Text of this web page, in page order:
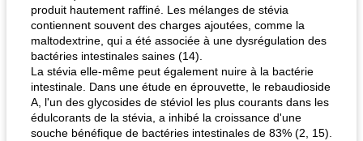
produit hautement raffiné. Les mélanges de stévia
contiennent souvent des charges ajoutées, comme la
maltodextrine, qui a été associée à une dysrégulation des
bactéries intestinales saines (14).
La stévia elle-même peut également nuire à la bactérie
intestinale. Dans une étude en éprouvette, le rebaudioside
A, l'un des glycosides de stéviol les plus courants dans les
édulcorants de la stévia, a inhibé la croissance d'une
souche bénéfique de bactéries intestinales de 83% (2, 15).